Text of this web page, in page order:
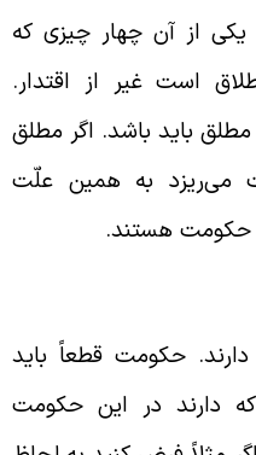
از آن چهار چیزی که
است غیر از اقتدار.
باید باشد. اگر مطلق
می‌ریزد به همین علّت
هستند.
حکومت قطعاً باید
دارند در این حکومت